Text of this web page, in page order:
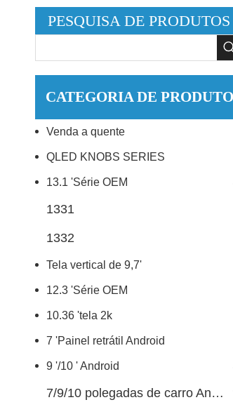
PESQUISA DE PRODUTOS
CATEGORIA DE PRODUTO
Venda a quente
QLED KNOBS SERIES
13.1 'Série OEM
1331
1332
Tela vertical de 9,7'
12.3 'Série OEM
10.36 'tela 2k
7 'Painel retrátil Android
9 '/10 ' Android
7/9/10 polegadas de carro Android Player